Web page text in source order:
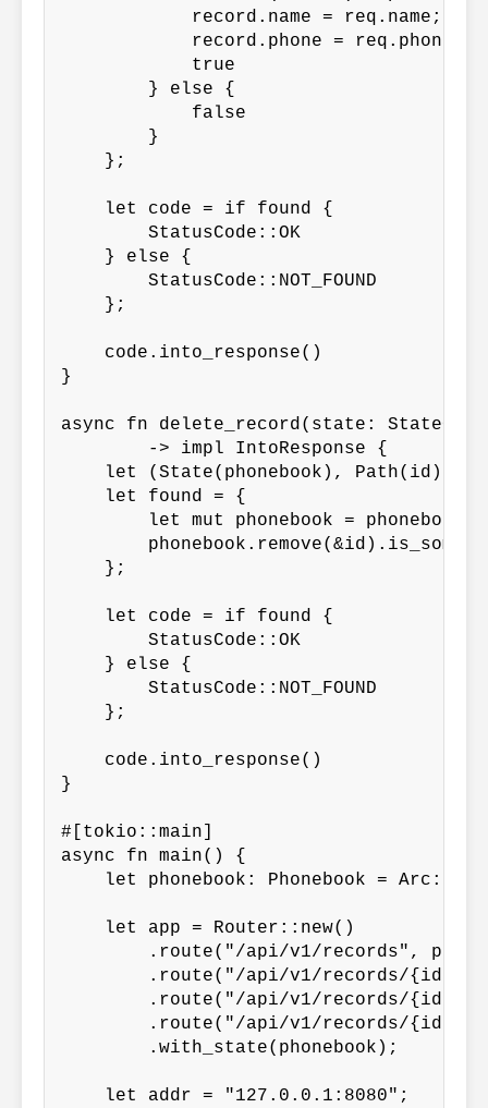
            record.name = req.name;
            record.phone = req.phone;
            true
        } else {
            false
        }
    };
    let code = if found {
        StatusCode::OK
    } else {
        StatusCode::NOT_FOUND
    };
    code.into_response()
}
async fn delete_record(state:
        -> impl IntoResponse {
let (State(phonebook), Path(id)) =
    let found = {
let mut phonebook =
        phonebook.remove(&id).is_some()
    };
    let code = if found {
        StatusCode::OK
    } else {
        StatusCode::NOT_FOUND
    };
    code.into_response()
}
#[tokio::main]
async fn main() {
let phonebook: Phonebook =
    let app = Router::new()
.route("/api/v1/records",
.route("/api/v1/records/{id}",
.route("/api/v1/records/{id}",
.route("/api/v1/records/{id}",
        .with_state(phonebook);
    let addr = "127.0.0.1:8080";